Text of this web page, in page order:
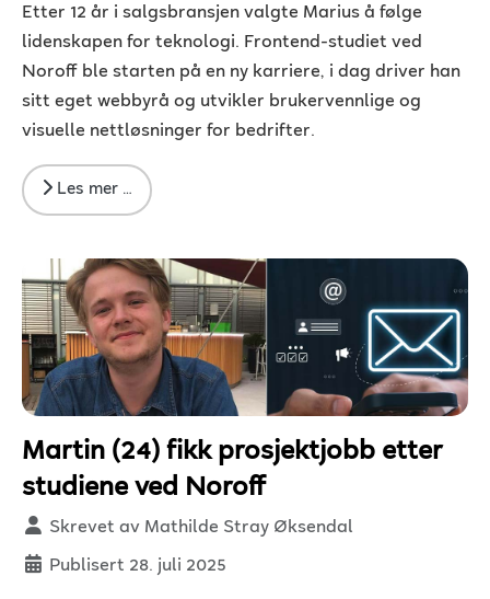
Etter 12 år i salgsbransjen valgte Marius å følge
lidenskapen for teknologi. Frontend-studiet ved
Noroff ble starten på en ny karriere, i dag driver han
sitt eget webbyrå og utvikler brukervennlige og
visuelle nettløsninger for bedrifter.
Les mer …
Martin (24) fikk prosjektjobb etter
studiene ved Noroff
Detaljer
Skrevet av Mathilde Stray Øksendal
Publisert 28. juli 2025